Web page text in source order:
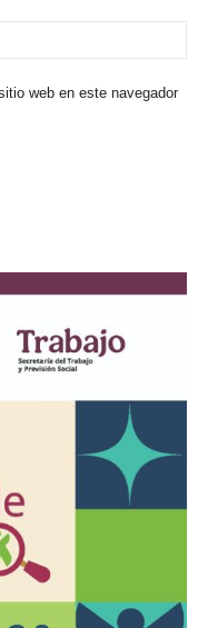
web en este navegador